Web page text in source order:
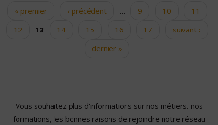
Pages
« premier ‹ précédent … 9 10
11
12
13 14 15 16 17
suivant ›
dernier »
Vous souhaitez plus d'informations sur nos métiers, nos
formations, les bonnes raisons de rejoindre notre réseau